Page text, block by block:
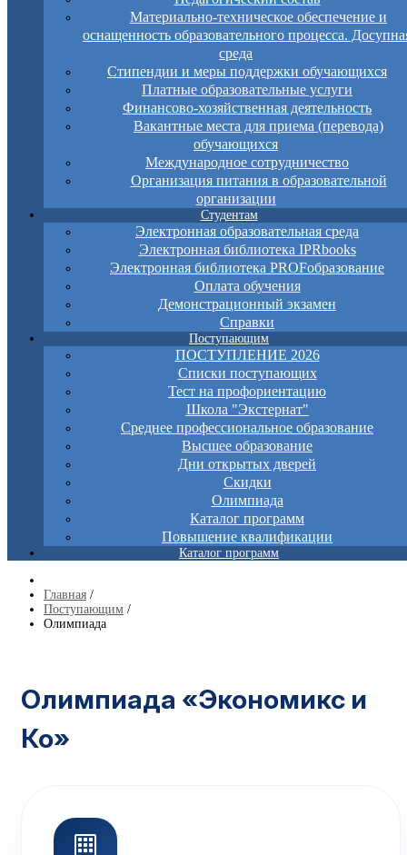
Материально-техническое обеспечение и
оснащенность образовательного процесса.
среда
Стипендии и меры поддержки обучающихся
Платные образовательные услуги
Финансово-хозяйственная деятельность
Вакантные места для приема (перевода)
обучающихся
Международное сотрудничество
Организация питания в образовательной
организации
Студентам
Электронная образовательная среда
Электронная библиотека IPRbooks
Электронная библиотека PROFобразование
Оплата обучения
Демонстрационный экзамен
Справки
Поступающим
ПОСТУПЛЕНИЕ 2026
Списки поступающих
Тест на профориентацию
Школа "Экстернат"
Среднее профессиональное образование
Высшее образование
Дни открытых дверей
Скидки
Олимпиада
Каталог программ
Повышение квалификации
Каталог программ
Главная /
Поступающим /
Олимпиада
Олимпиада «Экономикс и
Ко»